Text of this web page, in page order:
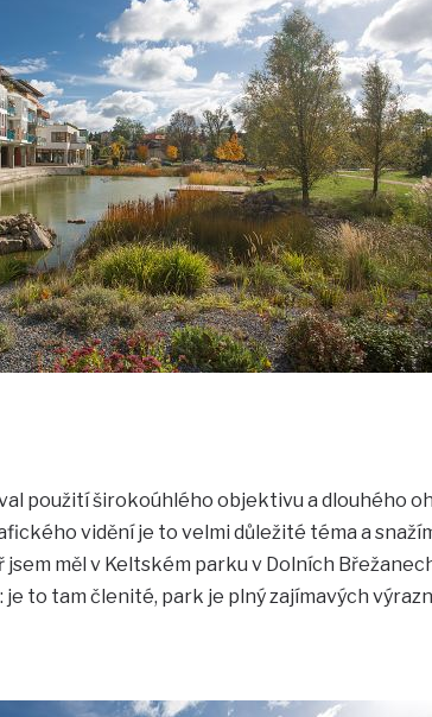
použití širokoúhlého objektivu a dlouhého
vidění je to velmi důležité téma a
měl v Keltském parku v Dolních
to tam členité, park je plný zajímavých